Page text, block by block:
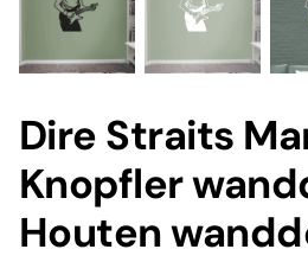
Dire Straits
Knopfler
Houten